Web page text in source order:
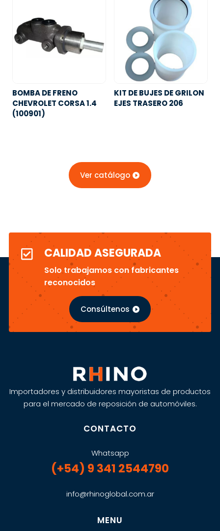
BOMBA DE FRENO
CHEVROLET CORSA 1.4
(100901)
KIT DE BUJES DE GRILON
EJES TRASERO 206
Ver catálogo
 CALIDAD ASEGURADA
Solo trabajamos con fabricantes
reconocidos
Consúltenos
Importadores y distribuidores mayoristas de productos
para el mercado de reposición de automóviles.
CONTACTO
Whatsapp
(+54) 9 341 2544790
info@rhinoglobal.com.ar
MENU